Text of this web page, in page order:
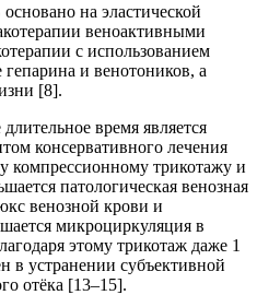
на эластической
веноактивными
с использованием
гепарина и венотоников, а
[8].
время является
консервативного лечения
компрессионному трикотажу и
патологическая венозная
венозной крови и
микроциркуляция в
этому трикотаж даже 1
в устранении субъективной
отёка [13–15].